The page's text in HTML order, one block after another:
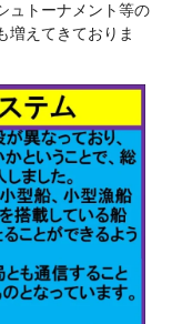
ュトーナメント等の
増えてきておりま